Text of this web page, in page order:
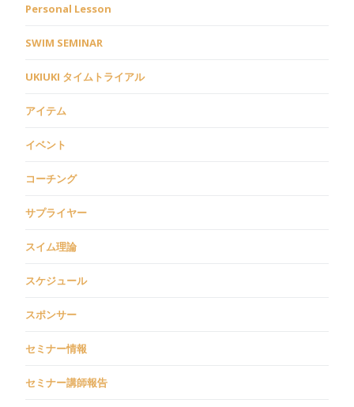
Personal Lesson
SWIM SEMINAR
UKIUKI タイムトライアル
アイテム
イベント
コーチング
サプライヤー
スイム理論
スケジュール
スポンサー
セミナー情報
セミナー講師報告